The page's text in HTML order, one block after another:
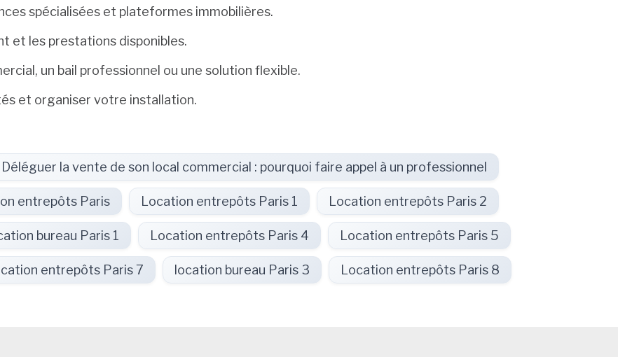
spécialisées et plateformes immobilières.
et les prestations disponibles.
un bail professionnel ou une solution flexible.
et organiser votre installation.
Déléguer la vente de son local commercial : pourquoi faire appel à un professionnel
entrepôts Paris Location entrepôts Paris 1 Location entrepôts Paris 2
bureau Paris 1 Location entrepôts Paris 4 Location entrepôts Paris 5
entrepôts Paris 7 location bureau Paris 3 Location entrepôts Paris 8